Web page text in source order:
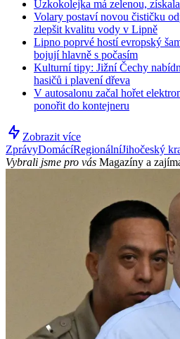
Úzkokolejka má zelenou,
Volary postaví novou čističku
zlepšit kvalitu vody v Lipně
Lipno poprvé hostí evropský
bojují hlavně s počasím
Kulturní tipy: Jižní Čechy
hasičů i plavení dřeva
V autosalonu začal hořet
ponořit do kontejneru
Zobrazit více
ZprávyDomácíRegionálníJihočeský
Vybrali jsme pro vás Magazíny a